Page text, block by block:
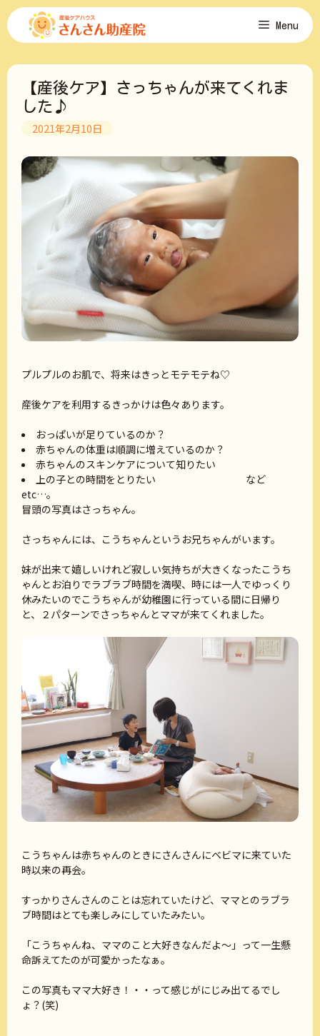
コ
ン
ツ
Menu
【産後ケア】さっちゃんが来てくれま
した♪
2021年2月10日
プルプルのお肌で、将来はきっとモテモテね♡
産後ケアを利用するきっかけは色々あります。
おっぱいが足りているのか？
赤ちゃんの体重は順調に増えているのか？
赤ちゃんのスキンケアについて知りたい
上の子との時間をとりたい など
etc…。
冒頭の写真はさっちゃん。
さっちゃんには、こうちゃんというお兄ちゃんがいます。
妹が出来て嬉しいけれど寂しい気持ちが大きくなったこうち
ゃんとお泊りでラブラブ時間を満喫、時には一人でゆっくり
休みたいのでこうちゃんが幼稚園に行っている間に日帰り
と、２パターンでさっちゃんとママが来てくれました。
こうちゃんは赤ちゃんのときにさんさんにベビマに来ていた
時以来の再会。
すっかりさんさんのことは忘れていたけど、ママとのラブラ
ブ時間はとても楽しみにしていたみたい。
「こうちゃんね、ママのこと大好きなんだよ～」って一生懸
命訴えてたのが可愛かったなぁ。
この写真もママ大好き！・・って感じがにじみ出てるでし
ょ？(笑)